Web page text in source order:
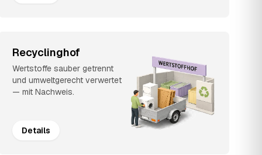
Recyclinghof
Wertstoffe sauber getrennt
und umweltgerecht verwertet
— mit Nachweis.
Details